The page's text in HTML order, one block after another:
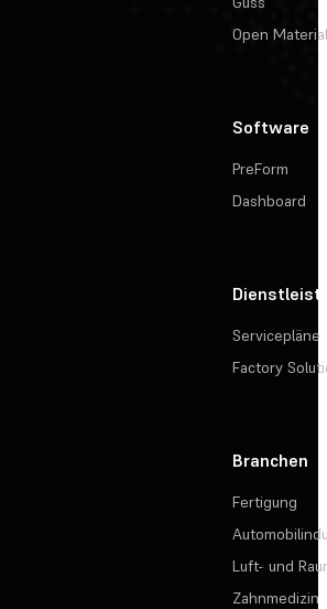
Open
Software
PreForm
Dashboard
Servicepläne
Factory
Branchen
Fertigung
Luft- und
Zahnmedizin